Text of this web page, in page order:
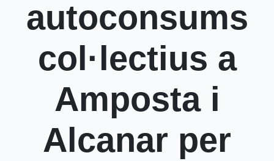
autoconsums
col·lectius a
Amposta i
Alcanar per